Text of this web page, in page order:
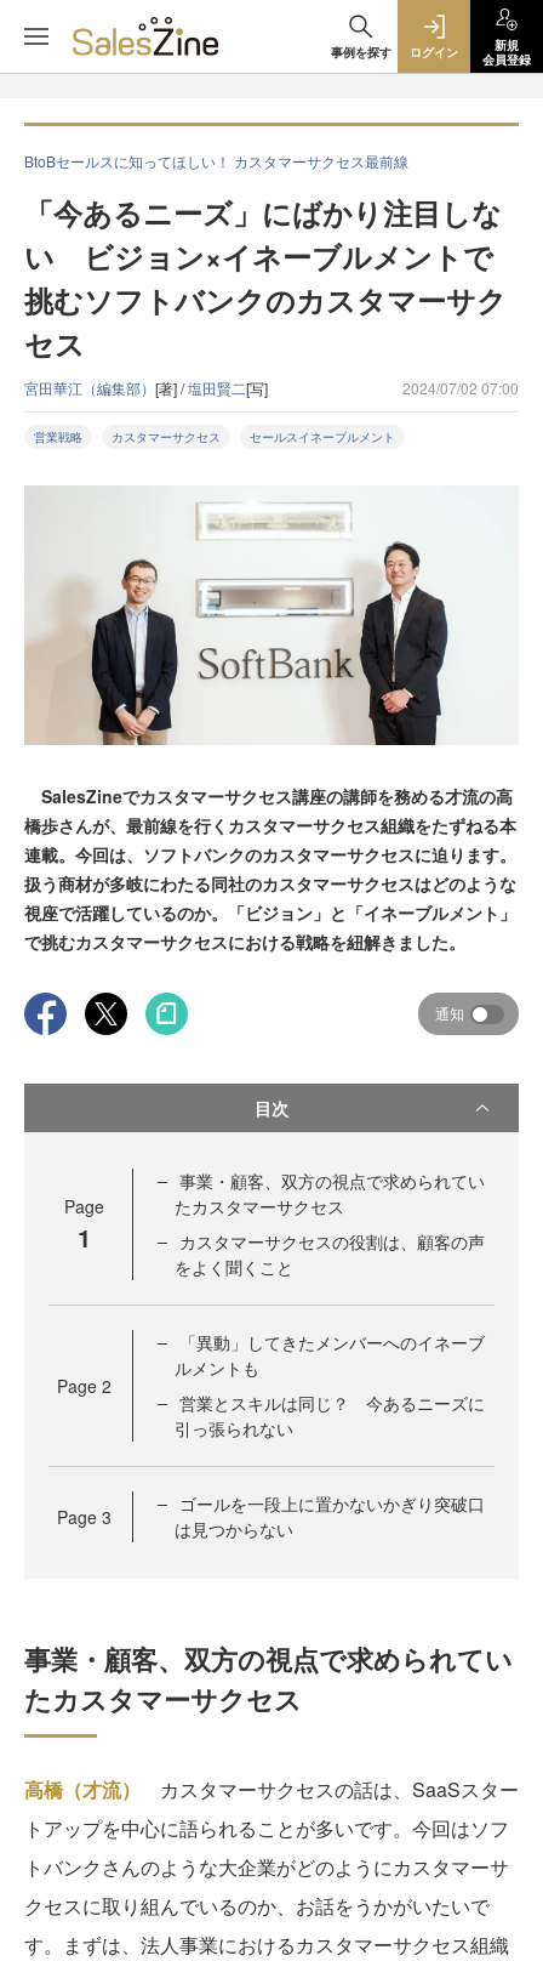
事例を探す ログイン
新規
会員登録
BtoBセールスに知ってほしい！ カスタマーサクセス最前線
「今あるニーズ」にばかり注目しな
い ビジョン×イネーブルメントで
挑むソフトバンクのカスタマーサク
セス
宮田華江（編集部） [著] /塩田賢二[写] 2024/07/02 07:00
営業戦略 カスタマーサクセス セールスイネーブルメント
SalesZineでカスタマーサクセス講座の講師を務める才流の高
橋歩さんが、最前線を行くカスタマーサクセス組織をたずねる本
連載。今回は、ソフトバンクのカスタマーサクセスに迫ります。
扱う商材が多岐にわたる同社のカスタマーサクセスはどのような
視座で活躍しているのか。「ビジョン」と「イネーブルメント」
で挑むカスタマーサクセスにおける戦略を紐解きました。
通知
目次
Page
1
事業・顧客、双方の視点で求められてい
たカスタマーサクセス
カスタマーサクセスの役割は、顧客の声
をよく聞くこと
Page 2
「異動」してきたメンバーへのイネーブ
ルメントも
営業とスキルは同じ？ 今あるニーズに
引っ張られない
Page 3
ゴールを一段上に置かないかぎり突破口
は見つからない
事業・顧客、双方の視点で求められてい
たカスタマーサクセス
高橋（才流）
カスタマーサクセスの話は、SaaSスター
トアップを中心に語られることが多いです。今回はソフ
トバンクさんのような大企業がどのようにカスタマーサ
クセスに取り組んでいるのか、お話をうかがいたいで
す。まずは、法人事業におけるカスタマーサクセス組織